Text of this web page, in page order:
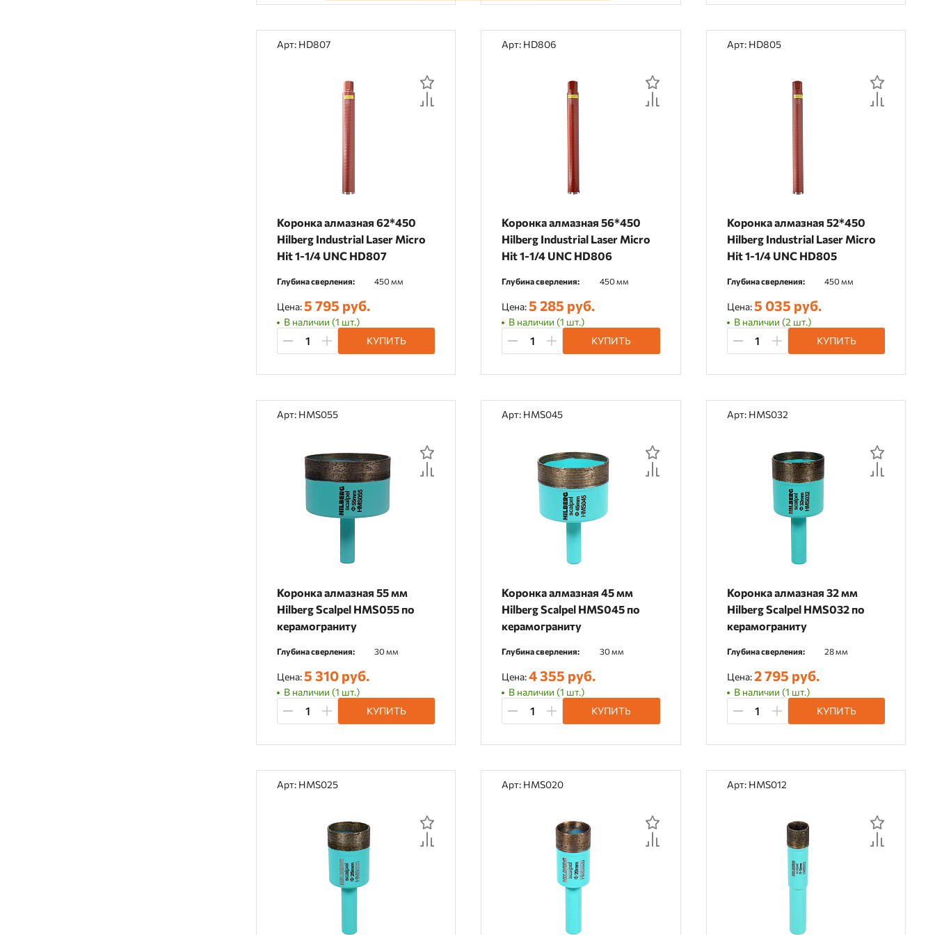
Арт: HD807
Коронка алмазная 62*450
Hilberg Industrial Laser Micro
Hit 1-1/4 UNC HD807
Глубина сверления: 450 мм
Цена:5 795 руб.
В наличии (1 шт.)
КУПИТЬ
Арт: HD806
Коронка алмазная 56*450
Hilberg Industrial Laser Micro
Hit 1-1/4 UNC HD806
Глубина сверления: 450 мм
Цена:5 285 руб.
В наличии (1 шт.)
КУПИТЬ
Арт: HD805
Коронка алмазная 52*450
Hilberg Industrial Laser Micro
Hit 1-1/4 UNC HD805
Глубина сверления: 450 мм
Цена:5 035 руб.
В наличии (2 шт.)
КУПИТЬ
Арт: HMS055
Коронка алмазная 55 мм
Hilberg Scalpel HMS055 по
керамограниту
Глубина сверления: 30 мм
Цена:5 310 руб.
В наличии (1 шт.)
КУПИТЬ
Арт: HMS045
Коронка алмазная 45 мм
Hilberg Scalpel HMS045 по
керамограниту
Глубина сверления: 30 мм
Цена:4 355 руб.
В наличии (1 шт.)
КУПИТЬ
Арт: HMS032
Коронка алмазная 32 мм
Hilberg Scalpel HMS032 по
керамограниту
Глубина сверления: 28 мм
Цена:2 795 руб.
В наличии (1 шт.)
КУПИТЬ
Арт: HMS025 Арт: HMS020 Арт: HMS012